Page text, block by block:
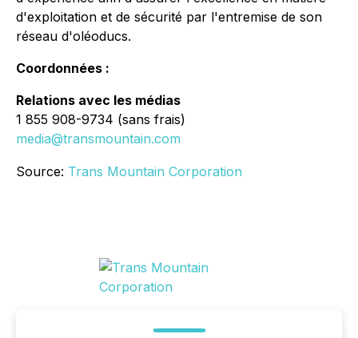
d'exploitation et de sécurité par l'entremise de son
réseau d'oléoducs.
Coordonnées :
Relations avec les médias
1 855 908-9734 (sans frais)
media@transmountain.com
Source: Trans Mountain Corporation